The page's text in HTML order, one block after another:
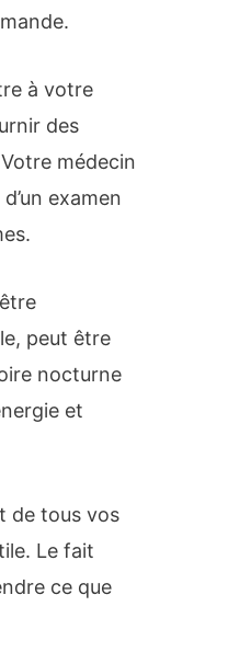
à votre
des
médecin
examen
peut être
nocturne
et
de tous vos
Le fait
ce que